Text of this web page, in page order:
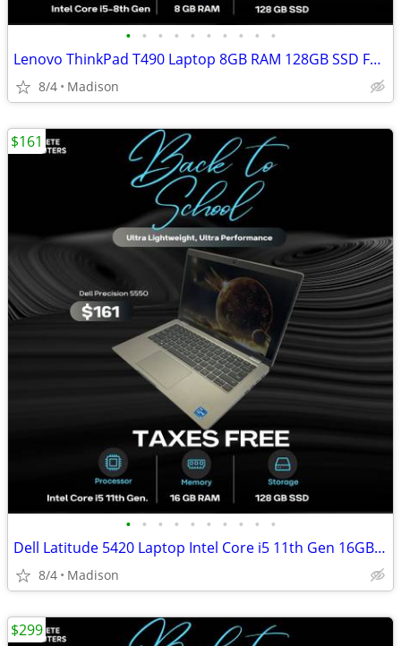
• • • • • • • • • •
Lenovo ThinkPad T490 Laptop 8GB RAM 128GB SSD Full HD Display Windows
8/4 Madison
• • • • • • • • • •
Dell Latitude 5420 Laptop Intel Core i5 11th Gen 16GB RAM 128GB SSD
8/4 Madison
$161
$299